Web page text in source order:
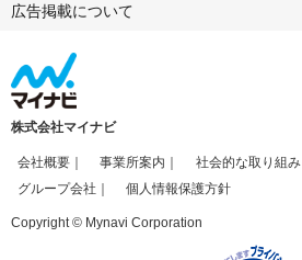
広告掲載について
株式会社マイナビ
会社概要 事業所案内 社会的な取り組み
グループ会社
個人情報保護方針
Copyright © Mynavi Corporation